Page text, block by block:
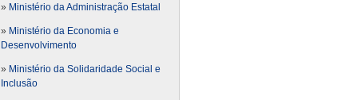
» Ministério da Administração Estatal
» Ministério da Economia e
Desenvolvimento
» Ministério da Solidaridade Social e
Inclusão